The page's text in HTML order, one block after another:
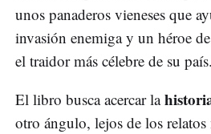
unos panaderos vieneses que
invasión enemiga y un héroe
el traidor más célebre de su país.
El libro busca acercar la
otro ángulo, lejos de los relatos